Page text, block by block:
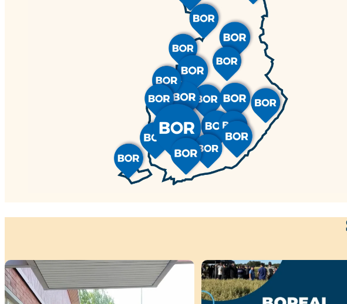
Kiitokset viime viikon peltopäivillemme ...
35
🌾 Perjantaina Liedossa luvassa